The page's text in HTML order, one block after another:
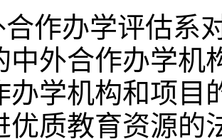
合作办学评估系
中外合作办学机
办学机构和项目
优质教育资源的